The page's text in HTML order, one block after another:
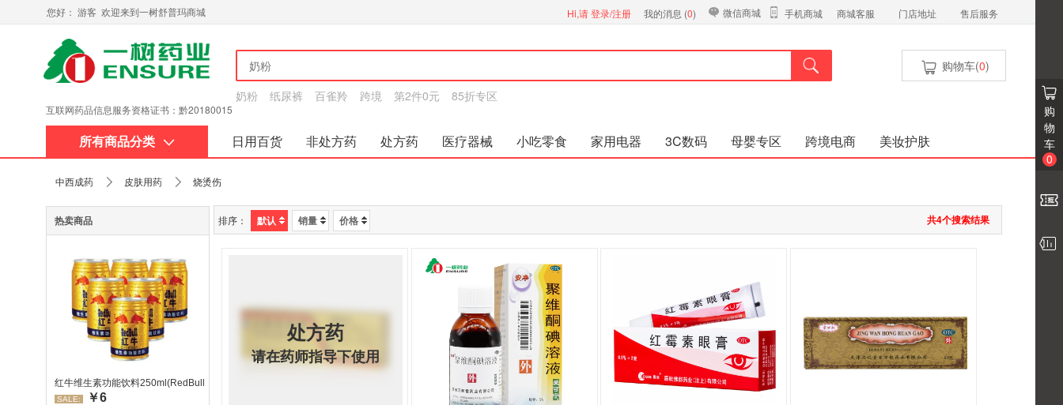
您好： 游客 欢迎来到一树舒普玛商城 Hi,请登录/注册 我的消息 (0) 微信商城 手机商城 商城客服 门店地址 售后服务
互联网药品信息服务资格证书：黔20180015
奶粉 纸尿裤 百雀羚 跨境 第2件0元 85折专区
购物车(0)
所有商品分类 日用百货 非处方药 处方药 医疗器械 小吃零食 家用电器 3C数码 母婴专区 跨境电商
美妆护肤
购
物
车
0
中西成药 皮肤用药 烧烫伤
热卖商品
红牛维生素功能饮料250ml(RedBull/红牛)
SALE: ￥6
排序： 默认 销量 价格 共4个搜索结果
处方药
请在药师指导下使用